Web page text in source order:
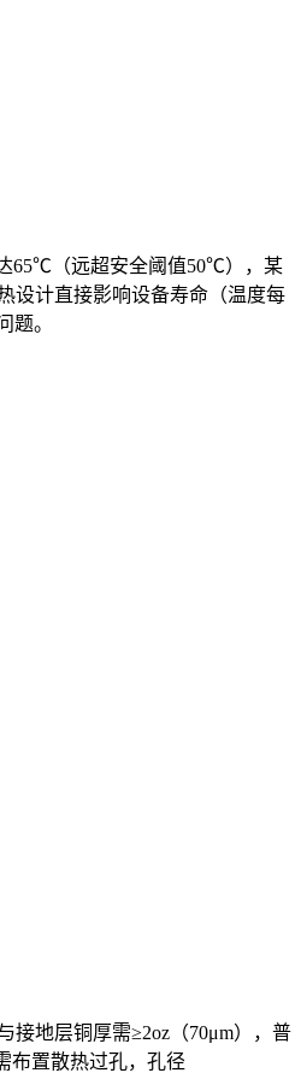
65℃（远超安全阈值50℃），某
设计直接影响设备寿命（温度每
题。
接地层铜厚需≥2oz（70μm），普
布置散热过孔，孔径